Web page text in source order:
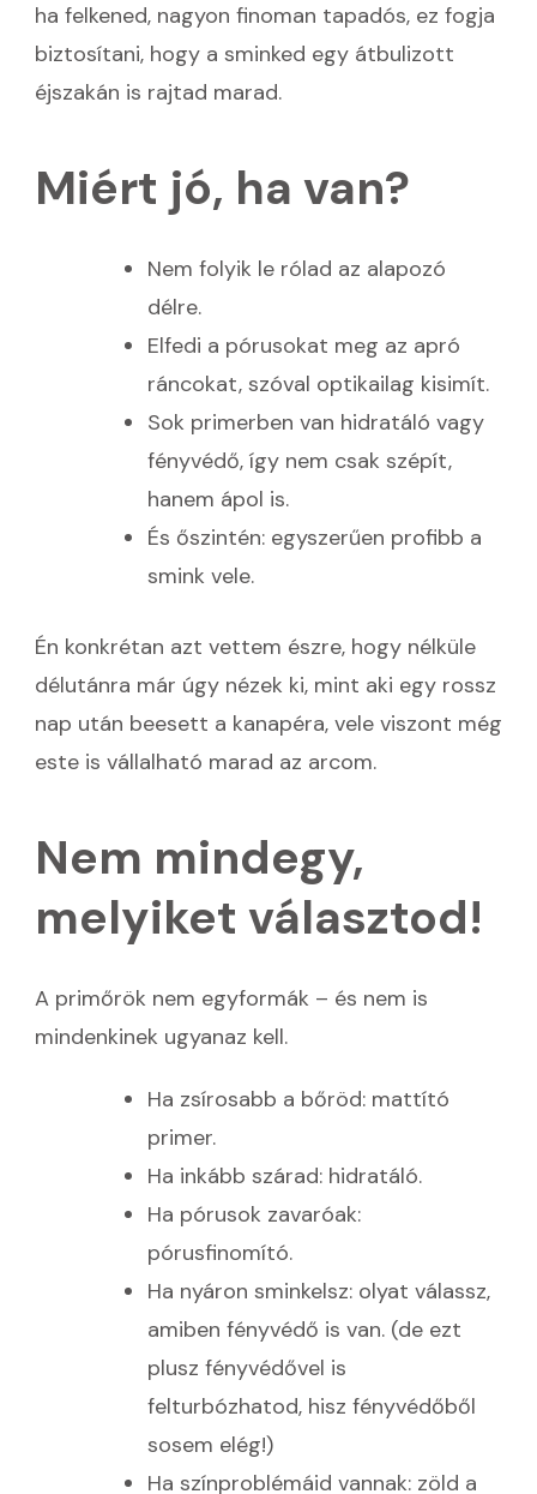
ha felkened, nagyon finoman tapadós, ez fogja
biztosítani, hogy a sminked egy átbulizott
éjszakán is rajtad marad.
Miért jó, ha van?
Nem folyik le rólad az alapozó
délre.
Elfedi a pórusokat meg az apró
ráncokat, szóval optikailag kisimít.
Sok primerben van hidratáló vagy
fényvédő, így nem csak szépít,
hanem ápol is.
És őszintén: egyszerűen profibb a
smink vele.
Én konkrétan azt vettem észre, hogy nélküle
délutánra már úgy nézek ki, mint aki egy rossz
nap után beesett a kanapéra, vele viszont még
este is vállalható marad az arcom.
Nem mindegy,
melyiket választod!
A primőrök nem egyformák – és nem is
mindenkinek ugyanaz kell.
Ha zsírosabb a bőröd: mattító
primer.
Ha inkább szárad: hidratáló.
Ha pórusok zavaróak:
pórusfinomító.
Ha nyáron sminkelsz: olyat válassz,
amiben fényvédő is van. (de ezt
plusz fényvédővel is
felturbózhatod, hisz fényvédőből
sosem elég!)
Ha színproblémáid vannak: zöld a